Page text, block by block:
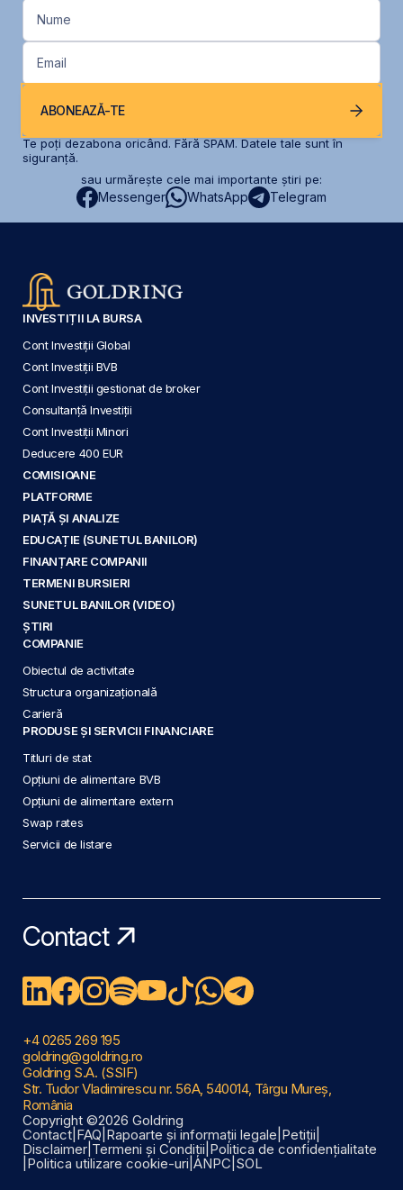
Nume
Email
ABONEAZĂ-TE
Te poți dezabona oricând. Fără SPAM. Datele tale sunt în
siguranță.
sau urmărește cele mai importante știri pe:
Messenger WhatsApp Telegram
INVESTIȚII LA BURSA
Cont Investiții Global
Cont Investiții BVB
Cont Investiții gestionat de broker
Consultanță Investiții
Cont Investiții Minori
Deducere 400 EUR
COMISIOANE
PLATFORME
PIAȚĂ ȘI ANALIZE
EDUCAȚIE (SUNETUL BANILOR)
FINANȚARE COMPANII
TERMENI BURSIERI
SUNETUL BANILOR (VIDEO)
ȘTIRI
COMPANIE
Obiectul de activitate
Structura organizațională
Carieră
PRODUSE ȘI SERVICII FINANCIARE
Titluri de stat
Opțiuni de alimentare BVB
Opțiuni de alimentare extern
Swap rates
Servicii de listare
Contact
+4 0265 269 195
goldring@goldring.ro
Goldring S.A. (SSIF)
Str. Tudor Vladimirescu nr. 56A, 540014, Târgu Mureș,
România
Copyright ©2026 Goldring
Contact FAQ Rapoarte și informații legale Petiții
Disclaimer Termeni și Condiții Politica de confidențialitate
Politica utilizare cookie-uri ANPC SOL